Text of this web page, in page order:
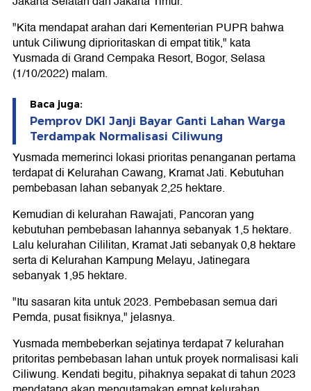
"Kita mendapat arahan dari Kementerian PUPR bahwa
untuk Ciliwung diprioritaskan di empat titik," kata
Yusmada di Grand Cempaka Resort, Bogor, Selasa
(1/10/2022) malam.
Baca juga:
Pemprov DKI Janji Bayar Ganti Lahan Warga
Terdampak Normalisasi Ciliwung
Yusmada memerinci lokasi prioritas penanganan pertama
terdapat di Kelurahan Cawang, Kramat Jati. Kebutuhan
pembebasan lahan sebanyak 2,25 hektare.
Kemudian di kelurahan Rawajati, Pancoran yang
kebutuhan pembebasan lahannya sebanyak 1,5 hektare.
Lalu kelurahan Cililitan, Kramat Jati sebanyak 0,8 hektare
serta di Kelurahan Kampung Melayu, Jatinegara
sebanyak 1,95 hektare.
"Itu sasaran kita untuk 2023. Pembebasan semua dari
Pemda, pusat fisiknya," jelasnya.
Yusmada membeberkan sejatinya terdapat 7 kelurahan
pritoritas pembebasan lahan untuk proyek normalisasi kali
Ciliwung. Kendati begitu, pihaknya sepakat di tahun 2023